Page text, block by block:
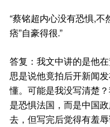
“蔡铭超内心没有恐惧,不
痞”自豪得很.”
答复：我文中讲的是他
思是说他竟拍后开新闻
懂。可能是我没写清楚
是恐惧法国，而是中国
去，但写完后觉得有羞